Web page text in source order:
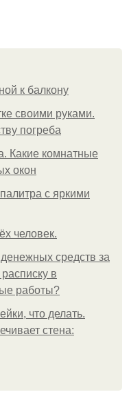
к балкону
своими руками.
погреба
Какие комнатные
окон
с яркими
человек.
средств за
в
работы?
что делать.
стена: